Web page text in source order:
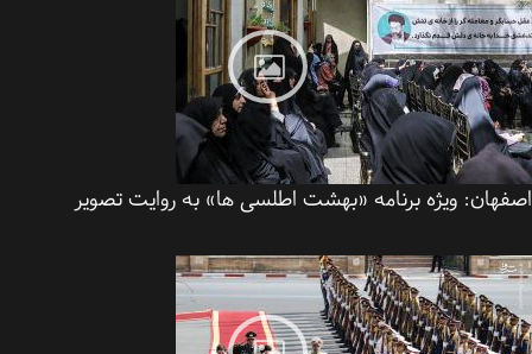
ویژه برنامه «بهشت اطلسی ها» به روایت تصویر